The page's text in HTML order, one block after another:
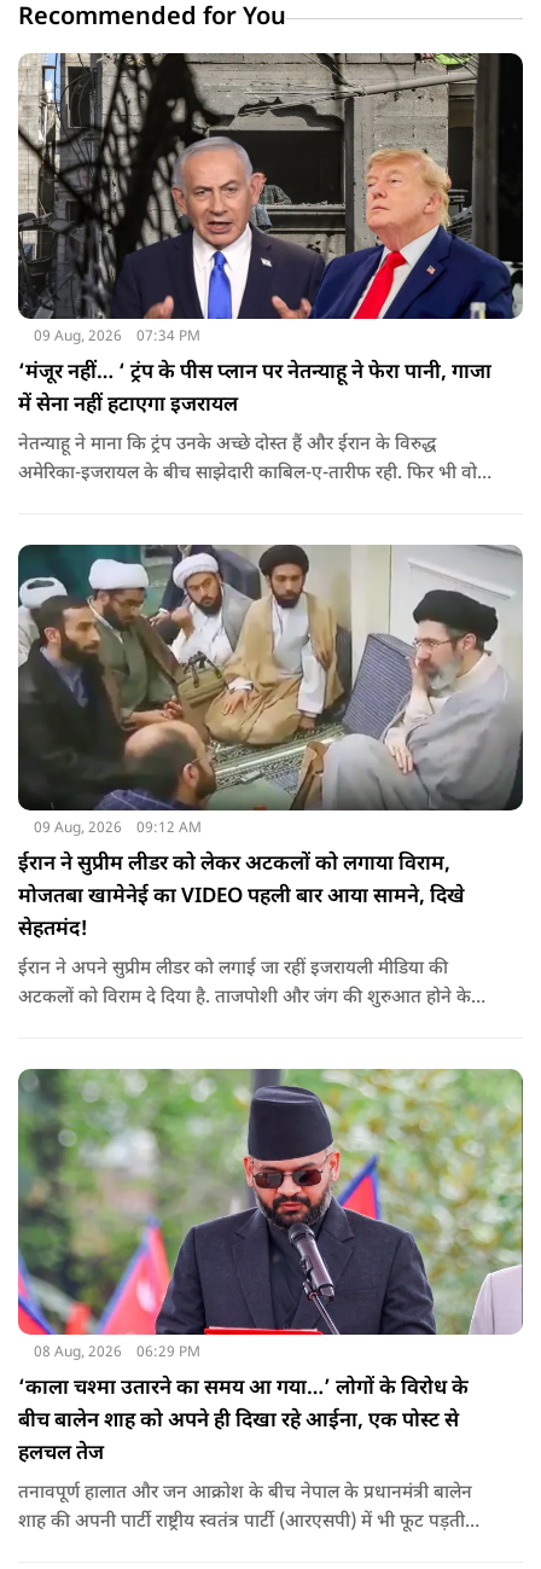
Recommended for You
09 Aug, 2026 07:34 PM
‘मंजूर नहीं… ‘ ट्रंप के पीस प्लान पर नेतन्याहू ने फेरा पानी, गाजा
में सेना नहीं हटाएगा इजरायल
नेतन्याहू ने माना कि ट्रंप उनके अच्छे दोस्त हैं और ईरान के विरुद्ध
अमेरिका-इजरायल के बीच साझेदारी काबिल-ए-तारीफ रही. फिर भी वो
09 Aug, 2026 09:12 AM
ईरान ने सुप्रीम लीडर को लेकर अटकलों को लगाया विराम,
मोजतबा खामेनेई का VIDEO पहली बार आया सामने, दिखे
सेहतमंद!
ईरान ने अपने सुप्रीम लीडर को लगाई जा रहीं इजरायली मीडिया की
अटकलों को विराम दे दिया है. ताजपोशी और जंग की शुरुआत होने के
08 Aug, 2026 06:29 PM
‘काला चश्मा उतारने का समय आ गया…’ लोगों के विरोध के
बीच बालेन शाह को अपने ही दिखा रहे आईना, एक पोस्ट से
हलचल तेज
तनावपूर्ण हालात और जन आक्रोश के बीच नेपाल के प्रधानमंत्री बालेन
शाह की अपनी पार्टी राष्ट्रीय स्वतंत्र पार्टी (आरएसपी) में भी फूट पड़ती